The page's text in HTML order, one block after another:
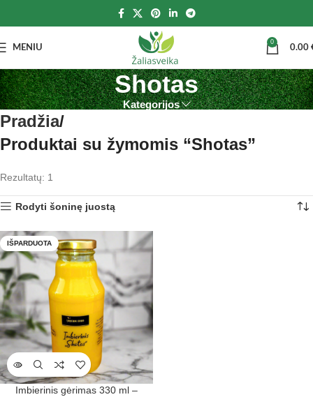
MENIU
0
0.00
Shotas
Kategorijos
Pradžia
Produktai su žymomis “Shotas”
Rezultatų: 1
Rodyti šoninę juostą
IŠPARDUOTA
Imbierinis gėrimas 330 ml –